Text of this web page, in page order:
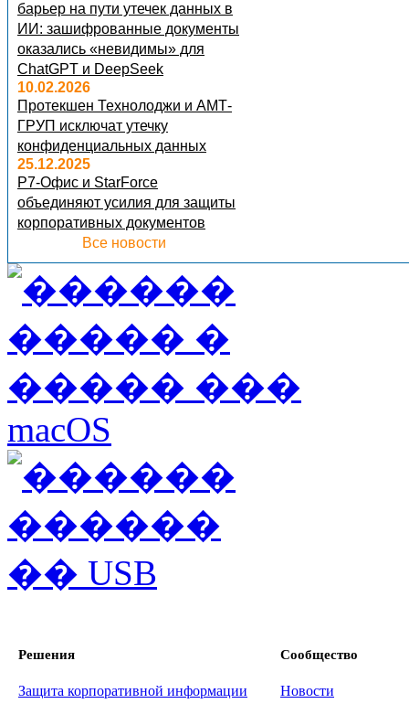
барьер на пути утечек данных в
ИИ: зашифрованные документы
оказались «невидимы» для
ChatGPT и DeepSeek
10.02.2026
Протекшен Технолоджи и АМТ-
ГРУП исключат утечку
конфиденциальных данных
25.12.2025
Р7-Офис и StarForce
объединяют усилия для защиты
корпоративных документов
Все новости
Решения Сообщество
Защита корпоративной информации Новости